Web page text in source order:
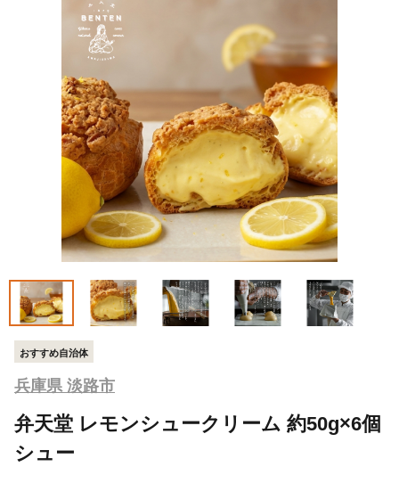
おすすめ自治体
兵庫県 淡路市
弁天堂 レモンシュークリーム 約50g×6個
シュー